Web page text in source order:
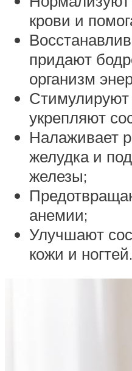
крови и
придают
организм
Стимулируют
укрепляют
Налаживает
желудка и
железы;
анемии;
Улучшают
кожи и ногтей.